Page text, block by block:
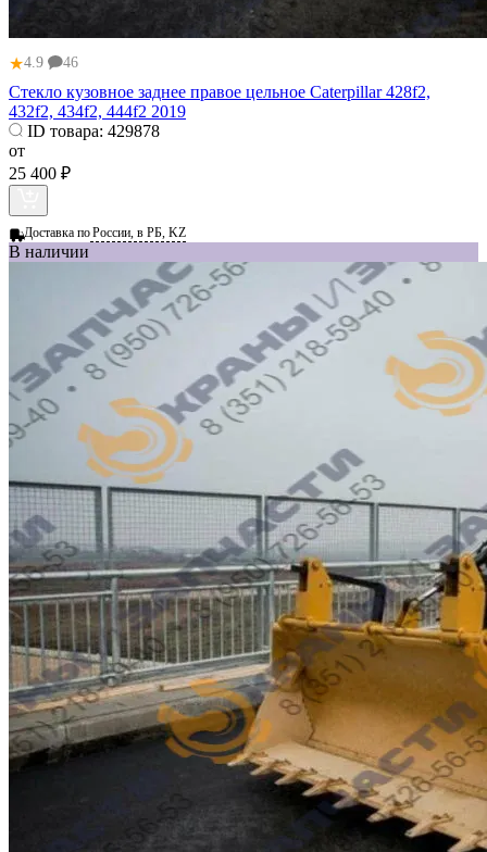
★4.9 46
Стекло кузовное заднее правое цельное Caterpillar 428f2,
432f2, 434f2, 444f2 2019
ID товара: 429878
от
25 400 ₽
Доставка поРоссии, в РБ, KZ
В наличии